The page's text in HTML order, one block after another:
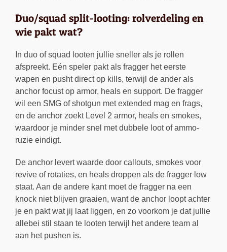
Duo/squad split-looting: rolverdeling en
wie pakt wat?
In duo of squad looten jullie sneller als je rollen
afspreekt. Eén speler pakt als fragger het eerste
wapen en pusht direct op kills, terwijl de ander als
anchor focust op armor, heals en support. De fragger
wil een SMG of shotgun met extended mag en frags,
en de anchor zoekt Level 2 armor, heals en smokes,
waardoor je minder snel met dubbele loot of ammo-
ruzie eindigt.
De anchor levert waarde door callouts, smokes voor
revive of rotaties, en heals droppen als de fragger low
staat. Aan de andere kant moet de fragger na een
knock niet blijven graaien, want de anchor loopt achter
je en pakt wat jij laat liggen, en zo voorkom je dat jullie
allebei stil staan te looten terwijl het andere team al
aan het pushen is.